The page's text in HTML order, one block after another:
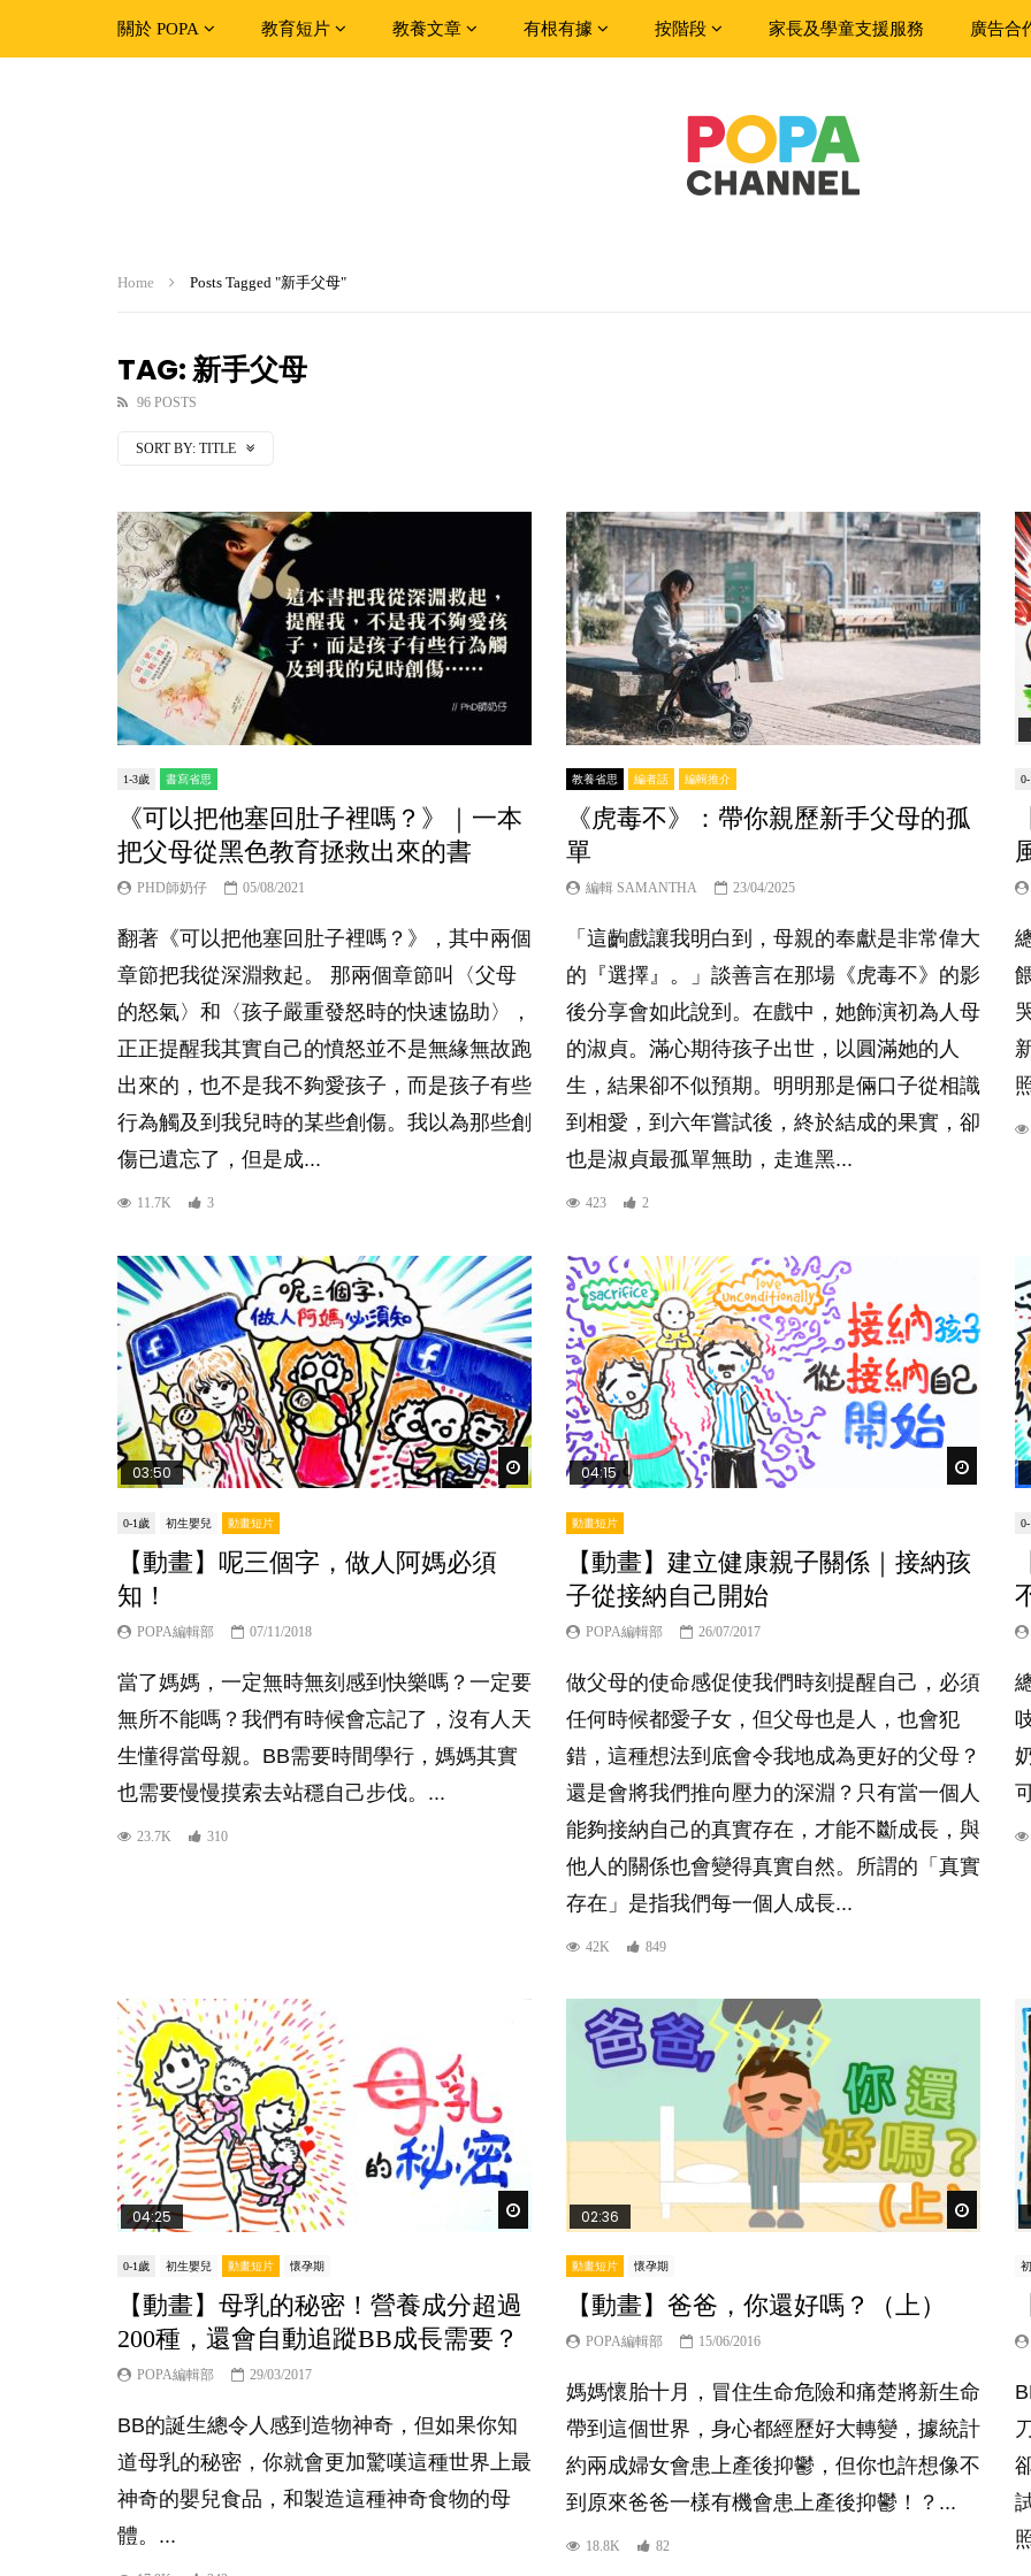
關於 POPA 教育短片 教養文章 有根有據 按階段 家長及學童支援服務 廣告合
Home Posts Tagged "新手父母"
TAG: 新手父母
96 POSTS
SORT BY: TITLE
1-3歲 書寫省思
《可以把他塞回肚子裡嗎？》｜一本
把父母從黑色教育拯救出來的書
PHD師奶仔 05/08/2021
翻著《可以把他塞回肚子裡嗎？》，其中兩個
章節把我從深淵救起。 那兩個章節叫〈父母
的怒氣〉和〈孩子嚴重發怒時的快速協助〉，
正正提醒我其實自己的憤怒並不是無緣無故跑
出來的，也不是我不夠愛孩子，而是孩子有些
行為觸及到我兒時的某些創傷。我以為那些創
傷已遺忘了，但是成...
11.7K 3
教養省思 編者話 編輯推介
《虎毒不》：帶你親歷新手父母的孤
單
編輯 SAMANTHA 23/04/2025
「這齣戲讓我明白到，母親的奉獻是非常偉大
的『選擇』。」談善言在那場《虎毒不》的影
後分享會如此說到。在戲中，她飾演初為人母
的淑貞。滿心期待孩子出世，以圓滿她的人
生，結果卻不似預期。明明那是倆口子從相識
到相愛，到六年嘗試後，終於結成的果實，卻
也是淑貞最孤單無助，走進黑...
423 2
Watch Later
03:50
0-1歲 初生嬰兒 動畫短片
【動畫】呢三個字，做人阿媽必須
知！
POPA編輯部 07/11/2018
當了媽媽，一定無時無刻感到快樂嗎？一定要
無所不能嗎？我們有時候會忘記了，沒有人天
生懂得當母親。BB需要時間學行，媽媽其實
也需要慢慢摸索去站穩自己步伐。...
23.7K 310
Watch
04:15
動畫短片
【動畫】建立健康親子關係｜接納孩
子從接納自己開始
POPA編輯部 26/07/2017
做父母的使命感促使我們時刻提醒自己，必須
任何時候都愛子女，但父母也是人，也會犯
錯，這種想法到底會令我地成為更好的父母？
還是會將我們推向壓力的深淵？只有當一個人
能夠接納自己的真實存在，才能不斷成長，與
他人的關係也會變得真實自然。所謂的「真實
存在」是指我們每一個人成長...
42K 849
Watch Later
04:25
0-1歲 初生嬰兒 動畫短片 懷孕期
【動畫】母乳的秘密！營養成分超過
200種，還會自動追蹤BB成長需要？
POPA編輯部 29/03/2017
BB的誕生總令人感到造物神奇，但如果你知
道母乳的秘密，你就會更加驚嘆這種世界上最
神奇的嬰兒食品，和製造這種神奇食物的母
體。...
02:36
動畫短片 懷孕期
【動畫】爸爸，你還好嗎？（上）
POPA編輯部 15/06/2016
媽媽懷胎十月，冒住生命危險和痛楚將新生命
帶到這個世界，身心都經歷好大轉變，據統計
約兩成婦女會患上產後抑鬱，但你也許想像不
到原來爸爸一樣有機會患上產後抑鬱！？...
18.8K 82